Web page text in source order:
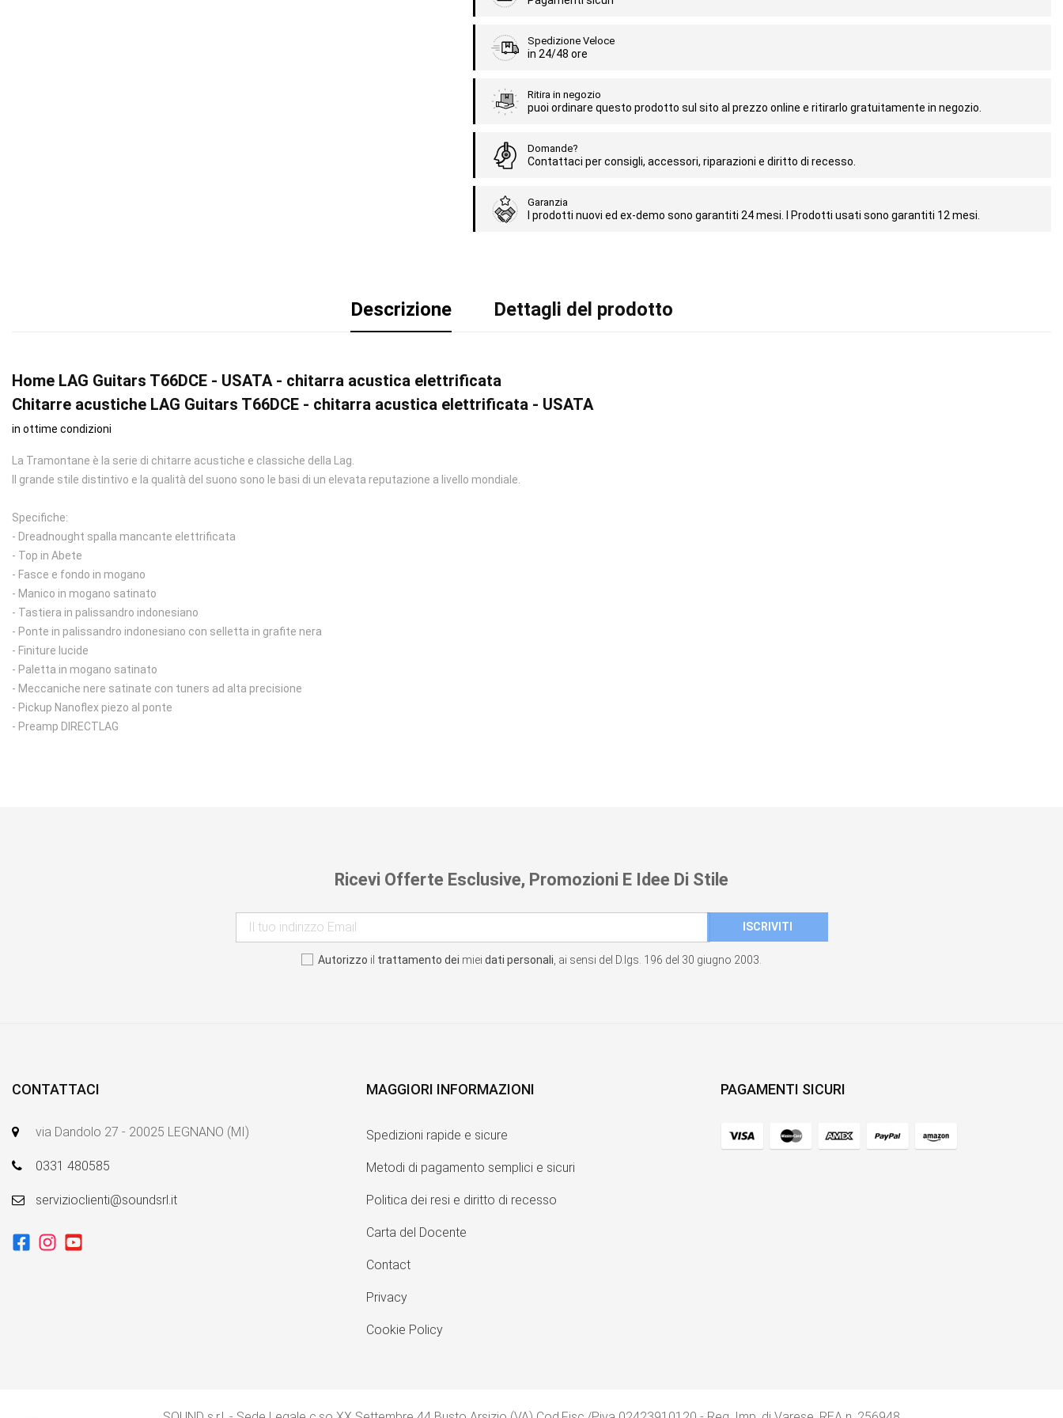
Spedizione Veloce
in 24/48 ore
Ritira in negozio
puoi ordinare questo prodotto sul sito al prezzo online e ritirarlo gratuitamente in negozio.
Domande?
Contattaci per consigli, accessori, riparazioni e diritto di recesso.
Garanzia
I prodotti nuovi ed ex-demo sono garantiti 24 mesi. I Prodotti usati sono garantiti 12 mesi.
Descrizione Dettagli del prodotto
Home LAG Guitars T66DCE - USATA - chitarra acustica elettrificata
Chitarre acustiche LAG Guitars T66DCE - chitarra acustica elettrificata - USATA
in ottime condizioni
La Tramontane è la serie di chitarre acustiche e classiche della Lag.
Il grande stile distintivo e la qualità del suono sono le basi di un elevata reputazione a livello mondiale.
Specifiche:
- Dreadnought spalla mancante elettrificata
- Top in Abete
- Fasce e fondo in mogano
- Manico in mogano satinato
- Tastiera in palissandro indonesiano
- Ponte in palissandro indonesiano con selletta in grafite nera
- Finiture lucide
- Paletta in mogano satinato
- Meccaniche nere satinate con tuners ad alta precisione
- Pickup Nanoflex piezo al ponte
- Preamp DIRECTLAG
Ricevi Offerte Esclusive, Promozioni E Idee Di Stile
Autorizzo il trattamento dei miei dati personali , ai sensi del D.lgs. 196 del 30 giugno 2003.
CONTATTACI
via Dandolo 27 - 20025 LEGNANO (MI)
0331 480585
servizioclienti@soundsrl.it
MAGGIORI INFORMAZIONI
Spedizioni rapide e sicure
Metodi di pagamento semplici e sicuri
Politica dei resi e diritto di recesso
Carta del Docente
Contact
Privacy
Cookie Policy
PAGAMENTI SICURI